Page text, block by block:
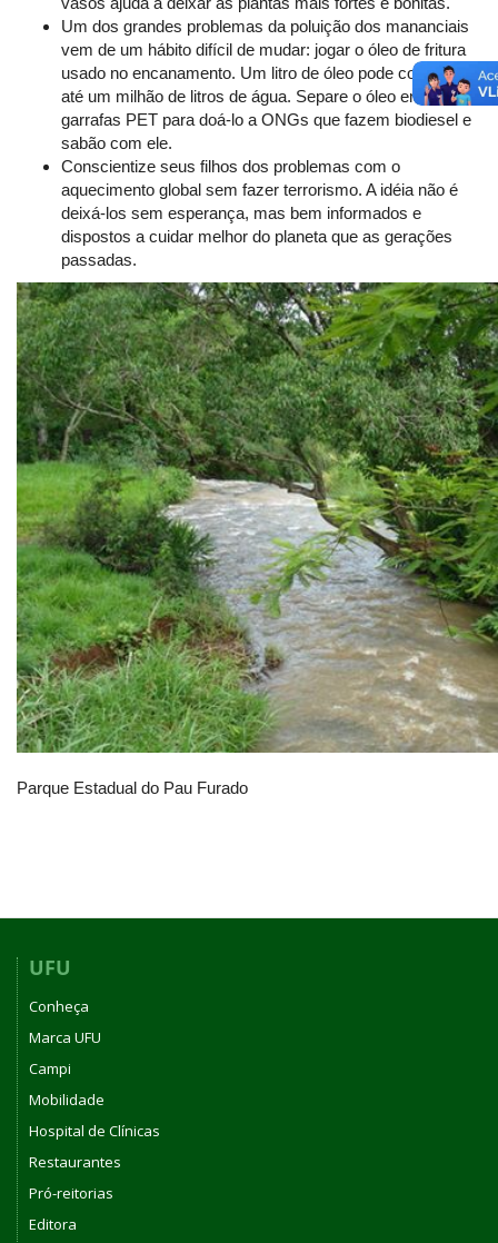
Um dos grandes problemas da poluição dos mananciais
vem de um hábito difícil de mudar: jogar o óleo de fritura
usado no encanamento. Um litro de óleo pode contaminar
até um milhão de litros de água. Separe o óleo em
garrafas PET para doá-lo a ONGs que fazem biodiesel e
sabão com ele.
Conscientize seus filhos dos problemas com o
aquecimento global sem fazer terrorismo. A idéia não é
deixá-los sem esperança, mas bem informados e
dispostos a cuidar melhor do planeta que as gerações
passadas.
Parque Estadual do Pau Furado
UFU
Conheça
Marca UFU
Campi
Mobilidade
Hospital de Clínicas
Restaurantes
Pró-reitorias
Editora